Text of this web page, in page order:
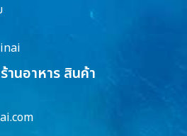
นอาหาร สินค้า